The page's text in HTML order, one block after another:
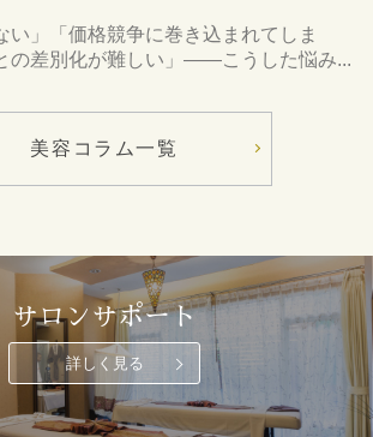
い」「価格競争に巻き込まれてしま
の差別化が難しい」――こうした悩み...
美容コラム一覧
サロンサポート
詳しく見る